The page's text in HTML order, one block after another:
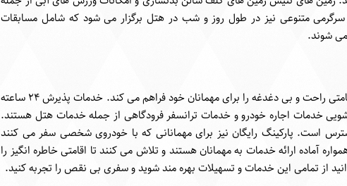
متنوعی نیز در طول روز و شب در هتل برگزار می شود که شامل مسابقات
شوند.
هتل وویج بلک با ارائه خدمات و تسهیلات بی نظیر اقامتی راحت و بی دغدغه را برای مهمانان خود فراهم می کند. خدمات پذیرش ۲۴ ساعته
خدمات اجاره خودرو و خدمات ترانسفر فرودگاهی از جمله خدمات هتل هستند.
است. پارکینگ رایگان نیز برای مهمانانی که با خودروی شخصی سفر می کنند
آماده ارائه خدمات به مهمانان هستند و تلاش می کنند تا اقامتی خاطره انگیز را
از تمامی این خدمات و تسهیلات بهره مند شوید و سفری بی نقص را تجربه کنید.